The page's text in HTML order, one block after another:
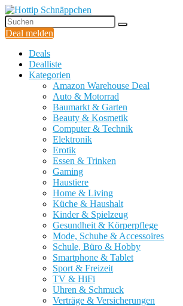
Deal melden
Deals
Dealliste
Kategorien
Amazon Warehouse Deal
Auto & Motorrad
Baumarkt & Garten
Beauty & Kosmetik
Computer & Technik
Elektronik
Erotik
Essen & Trinken
Gaming
Haustiere
Home & Living
Küche & Haushalt
Kinder & Spielzeug
Gesundheit & Körperpflege
Mode, Schuhe & Accessoires
Schule, Büro & Hobby
Smartphone & Tablet
Sport & Freizeit
TV & HiFi
Uhren & Schmuck
Verträge & Versicherungen